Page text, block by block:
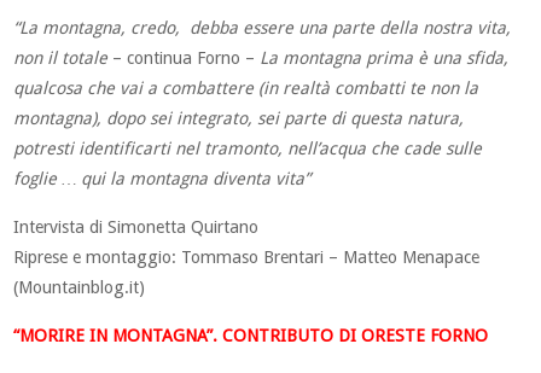
“La montagna, credo, debba essere una parte della nostra vita,
non il totale – continua Forno – La montagna prima è una sfida,
qualcosa che vai a combattere (in realtà combatti te non la
montagna), dopo sei integrato, sei parte di questa natura,
potresti identificarti nel tramonto, nell’acqua che cade sulle
foglie … qui la montagna diventa vita”
Intervista di Simonetta Quirtano
Riprese e montaggio: Tommaso Brentari – Matteo Menapace
(Mountainblog.it)
“MORIRE IN MONTAGNA”. CONTRIBUTO DI ORESTE FORNO